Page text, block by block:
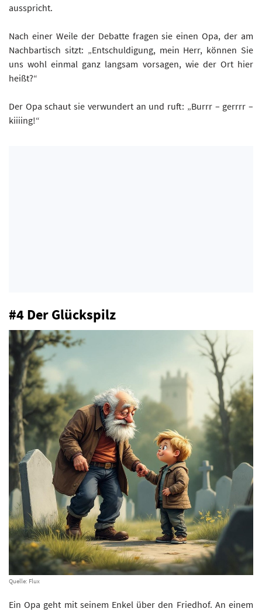
ausspricht.
Nach einer Weile der Debatte fragen sie einen Opa, der am
Nachbartisch sitzt: „Entschuldigung, mein Herr, können Sie
uns wohl einmal ganz langsam vorsagen, wie der Ort hier
heißt?“
Der Opa schaut sie verwundert an und ruft: „Burrr – gerrrr –
kiiiing!“
#4 Der Glückspilz
Quelle: Flux
Ein Opa geht mit seinem Enkel über den Friedhof. An einem